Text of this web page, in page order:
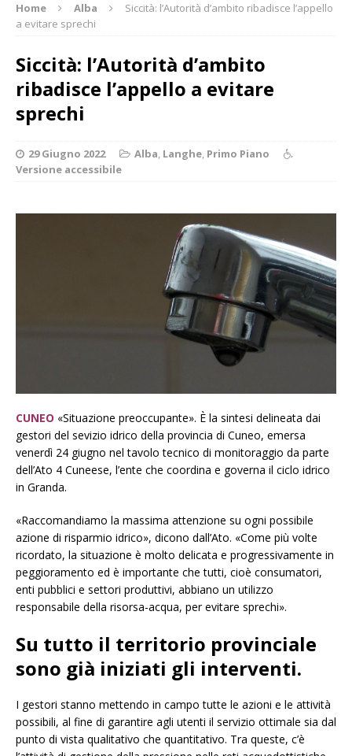
Home Alba
Siccità: l’Autorità d’ambito ribadisce l’appello
a evitare sprechi
Siccità: l’Autorità d’ambito
ribadisce l’appello a evitare
sprechi
29 Giugno 2022 Alba, Langhe, Primo Piano
Versione accessibile
CUNEO «Situazione preoccupante». È la sintesi delineata dai
gestori del sevizio idrico della provincia di Cuneo, emersa
venerdì 24 giugno nel tavolo tecnico di monitoraggio da parte
dell’Ato 4 Cuneese, l’ente che coordina e governa il ciclo idrico
in Granda.
«Raccomandiamo la massima attenzione su ogni possibile
azione di risparmio idrico», dicono dall’Ato. «Come più volte
ricordato, la situazione è molto delicata e progressivamente in
peggioramento ed è importante che tutti, cioè consumatori,
enti pubblici e settori produttivi, abbiano un utilizzo
responsabile della risorsa-acqua, per evitare sprechi».
Su tutto il territorio provinciale
sono già iniziati gli interventi.
I gestori stanno mettendo in campo tutte le azioni e le attività
possibili, al fine di garantire agli utenti il servizio ottimale sia dal
punto di vista qualitativo che quantitativo. Tra queste, c’è